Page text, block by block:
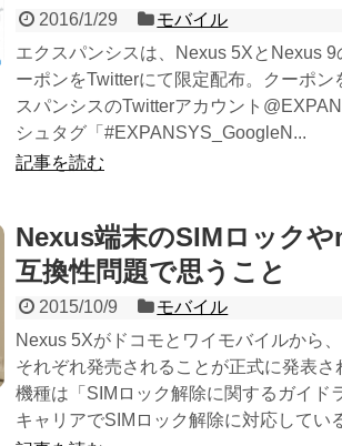
2016/1/29
モバイル
エクスパンシスは、Nexus 5XとNexus
ーポンをTwitterにて限定配布。クーポ
スパンシスのTwitterアカウント
シュタグ「#EXPANSYS_GoogleN...
記事を読む
Nexus端末のSIMロック
互換性問題で思うこと
2015/10/9
モバイル
Nexus 5Xがドコモとワイモバイルから
それぞれ発売されることが正式に発表
機種は「SIMロック解除に関するガイド
キャリアでSIMロック解除に対応してい